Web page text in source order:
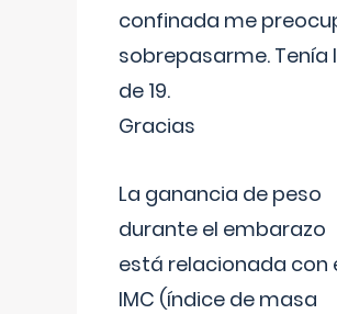
confinada me
sobrepasarme. Tenía
de 19.
Gracias
La ganancia de peso
durante el embarazo
está relacionada con
IMC (índice de masa